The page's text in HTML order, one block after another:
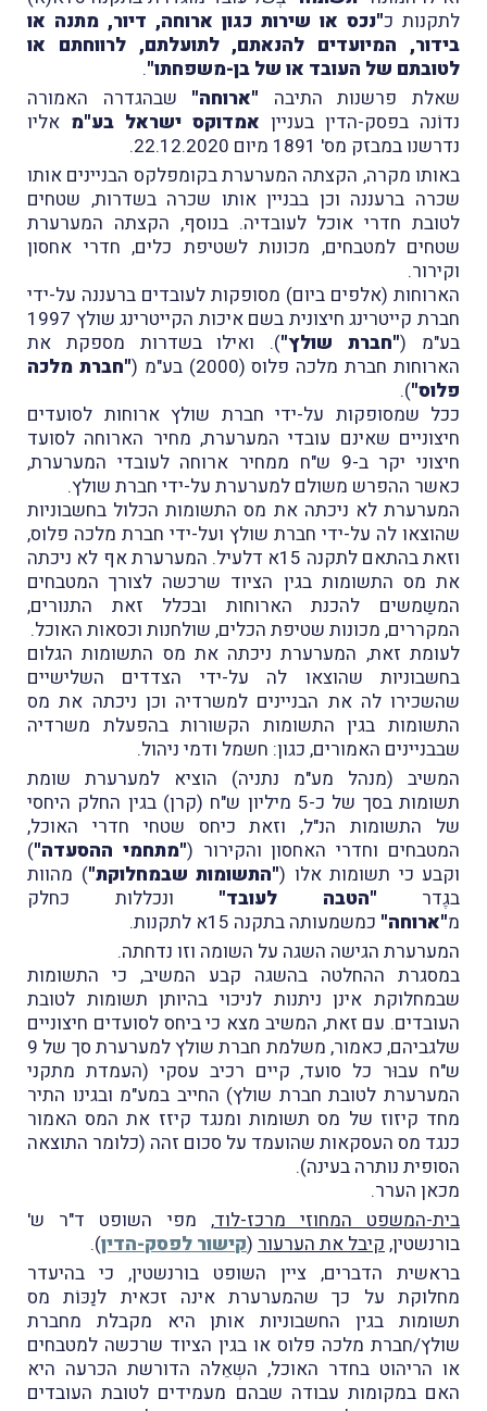
לתקנות כ"נכס או שירות כגון ארוחה, דיור, מתנה או
בידור, המיועדים להנאתם, לתועלתם, לרווחתם או
לטובתם של העובד או של בן-משפחתו".
שאלת פרשנות התיבה "ארוחה" שבהגדרה האמורה
נדוֹנה בפסק-הדין בעניין אמדוקס ישראל בע"מ אליו
נדרשנו במבזק מס' 1891 מיום 22.12.2020.
באותו מקרה, הקצתה המערערת בקומפלקס הבניינים אותו
שכרה ברעננה וכן בבניין אותו שכרה בשדרות, שטחים
לטובת חדרי אוכל לעובדיה. בנוסף, הקצתה המערערת
שטחים למטבחים, מכונות לשטיפת כלים, חדרי אחסון
וקירור.
הארוחות (אלפים ביום) מסופקות לעובדים ברעננה על-ידי
חברת קייטרינג חיצונית בשם איכות הקייטרינג שולץ 1997
בע"מ ("חברת שולץ"). ואילו בשדרות מספקת את
הארוחות חברת מלכה פלוס (2000) בע"מ (
"חברת מלכה
פלוס").
ככל שמסופקות על-ידי חברת שולץ ארוחות לסועדים
חיצוניים שאינם עובדי המערערת, מחיר הארוחה לסועד
חיצוני יקר ב-9 ש"ח ממחיר ארוחה לעובדי המערערת,
כאשר ההפרש משולם למערערת על-ידי חברת שולץ.
המערערת לא ניכתה את מס התשומות הכלול בחשבוניות
שהוצאו לה על-ידי חברת שולץ ועל-ידי חברת מלכה פלוס,
וזאת בהתאם לתקנה 15א דלעיל. המערערת אף לא ניכתה
את מס התשומות בגין הציוד שרכשה לצורך המטבחים
המשַמשים להכנת הארוחות ובכלל זאת התנורים,
המקררים, מכונות שטיפת הכלים, שולחנות וכסאות האוכל.
לעומת זאת, המערערת ניכתה את מס התשומות הגלום
בחשבוניות שהוצאו לה על-ידי הצדדים השלישיים
שהשכירו לה את הבניינים למשרדיה וכן ניכתה את מס
התשומות בגין התשומות הקשורות בהפעלת משרדיה
שבבניינים האמורים, כגון: חשמל ודמי ניהול.
המשיב (מנהל מע"מ נתניה) הוציא למערערת שומת
תשומות בסך של כ-5 מיליון ש"ח (קרן) בגין החלק היחסי
של התשומות הנ"ל, וזאת כיחס שטחי חדרי האוכל,
המטבחים וחדרי האחסון והקירור ("מתחמי ההסעדה")
וקבע כי תשומות אלו ("התשומות שבמחלוקת") מהוות
בגֶדר "הטבה לעובד" ונכללות כחלק
מ"ארוחה" כמשמעותה בתקנה 15א לתקנות.
המערערת הגישה השגה על השומה וזו נדחתה.
במסגרת ההחלטה בהשגה קבע המשיב, כי התשומות
שבמחלוקת אינן ניתנות לניכוי בהיותן תשומות לטובת
העובדים. עם זאת, המשיב מצא כי ביחס לסועדים חיצוניים
שלגביהם, כאמור, משלמת חברת שולץ למערערת סך של 9
ש"ח עבוּר כל סועד, קיים רכיב עסקי (העמדת מתקני
המערערת לטובת חברת שולץ) החייב במע"מ ובגינו התיר
מחד קיזוז של מס תשומות ומנגד קיזז את המס האמור
כנגד מס העסקאות שהועמד על סכום זהה (כלומר התוצאה
הסופית נותרה בעינה).
מכאן הערר.
בית-המשפט המחוזי מרכז-לוד, מפי השופט ד"ר ש'
בורנשטין,קיבל את הערעור (קישור לפסק-הדין).
בראשית הדברים, ציין השופט בורנשטין, כי בהיעדר
מחלוקת על כך שהמערערת אינה זכאית לנַכּוֹת מס
תשומות בגין החשבוניות אותן היא מקבלת מחברת
שולץ/חברת מלכה פלוס או בגין הציוד שרכשה למטבחים
או הריהוט בחדר האוכל, השְאֵלה הדורשת הכרעה היא
האם במקומות עבודה שבהם מעמידים לטובת העובדים